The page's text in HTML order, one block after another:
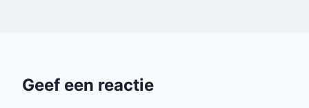
Geef een reactie